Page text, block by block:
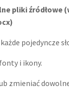
pliki źródłowe
pojedyncze
i ikony.
zmieniać